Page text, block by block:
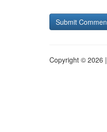
Copyright © 2026 |